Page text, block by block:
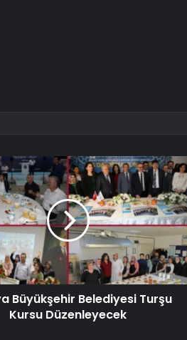
Büyükşehir Belediyesi Turşu
Kursu Düzenleyecek